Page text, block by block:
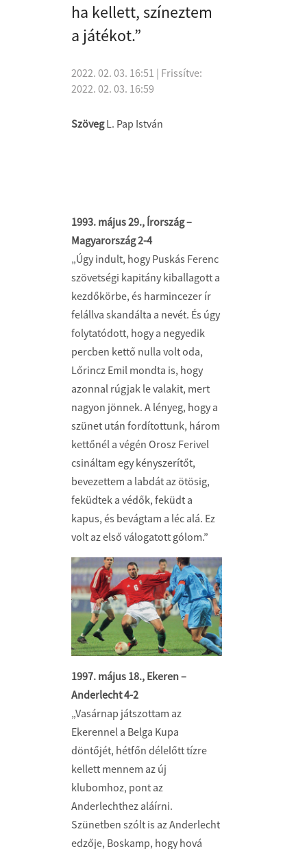
ha kellett, színeztem
a játékot.”
2022. 02. 03. 16:51 | Frissítve:
2022. 02. 03. 16:59
SzövegL. Pap István
1993. május 29., Írország –
Magyarország 2-4
„Úgy indult, hogy Puskás Ferenc
szövetségi kapitány kiballagott a
kezdőkörbe, és harmincezer ír
felállva skandálta a nevét. És úgy
folytatódott, hogy a negyedik
percben kettő nulla volt oda,
Lőrincz Emil mondta is, hogy
azonnal rúgjak le valakit, mert
nagyon jönnek. A lényeg, hogy a
szünet után fordítottunk, három
kettőnél a végén Orosz Ferivel
csináltam egy kényszerítőt,
bevezettem a labdát az ötösig,
feküdtek a védők, feküdt a
kapus, és bevágtam a léc alá. Ez
volt az első válogatott gólom.”
1997. május 18., Ekeren –
Anderlecht 4-2
„Vasárnap játszottam az
Ekerennel a Belga Kupa
döntőjét, hétfőn délelőtt tízre
kellett mennem az új
klubomhoz, pont az
Anderlechthez aláírni.
Szünetben szólt is az Anderlecht
edzője, Boskamp, hogy hová